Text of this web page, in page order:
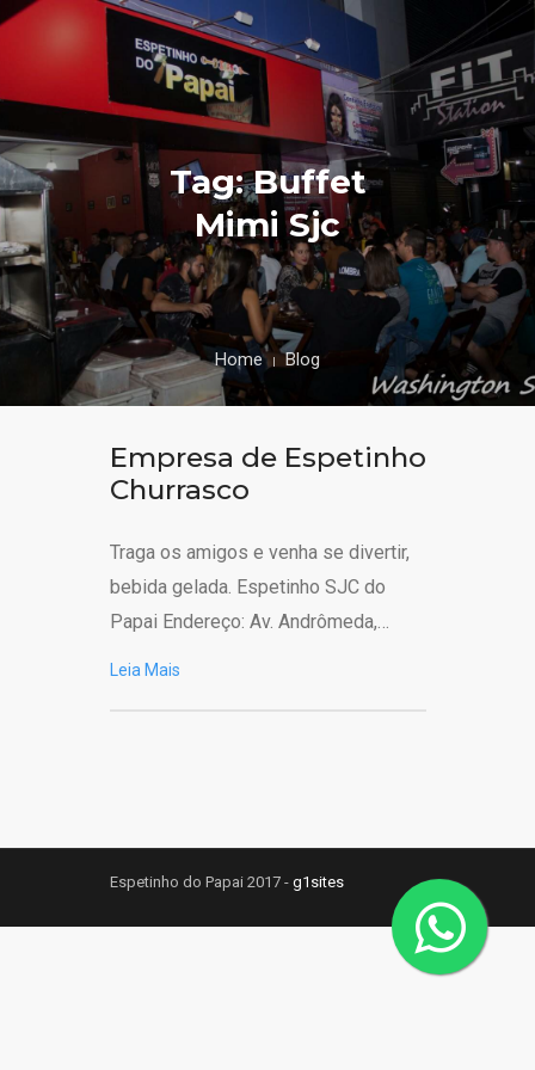
Tag: Buffet
Mimi Sjc
Home Blog
Empresa de Espetinho
Churrasco
Traga os amigos e venha se divertir,
bebida gelada. Espetinho SJC do
Papai Endereço: Av. Andrômeda,…
Leia Mais
Espetinho do Papai 2017 - g1sites